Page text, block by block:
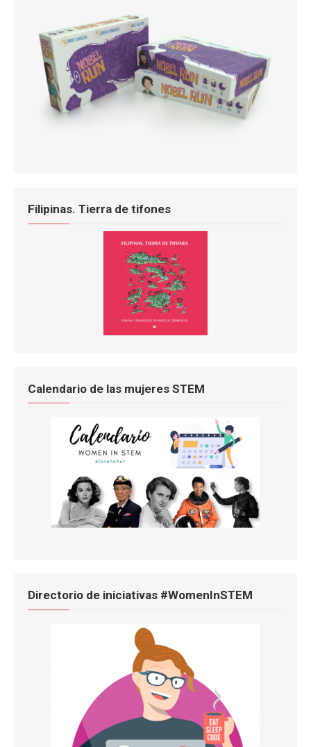
Filipinas. Tierra de tifones
Calendario de las mujeres STEM
Directorio de iniciativas #WomenInSTEM